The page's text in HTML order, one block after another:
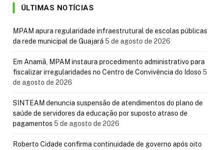
ÚLTIMAS NOTÍCIAS
MPAM apura regularidade infraestrutural de escolas públicas
da rede municipal de Guajará 5 de agosto de 2026
Em Anamã, MPAM instaura procedimento administrativo para
fiscalizar irregularidades no Centro de Convivência do Idoso 5
de agosto de 2026
SINTEAM denuncia suspensão de atendimentos do plano de
saúde de servidores da educação por suposto atraso de
pagamentos 5 de agosto de 2026
Roberto Cidade confirma continuidade de governo após oito